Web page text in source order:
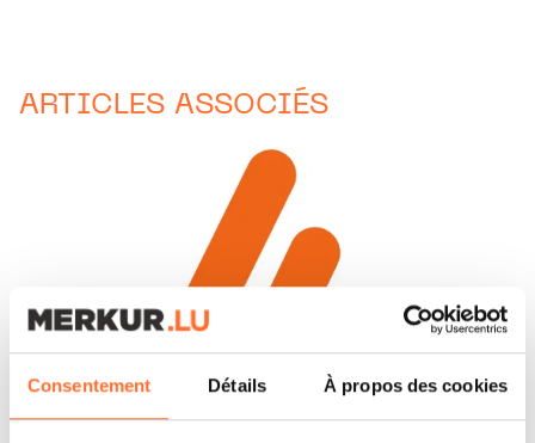
Consentement Détails À propos des cookies
ARTICLES ASSOCIÉS